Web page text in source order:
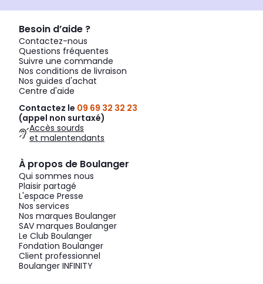
Besoin d’aide ?
Contactez-nous
Questions fréquentes
Suivre une commande
Nos conditions de livraison
Nos guides d'achat
Centre d'aide
Contactez le 09 69 32 32 23
(appel non surtaxé)
Accès sourds
et malentendants
À propos de Boulanger
Qui sommes nous
Plaisir partagé
L'espace Presse
Nos services
Nos marques Boulanger
SAV marques Boulanger
Le Club Boulanger
Fondation Boulanger
Client professionnel
Boulanger INFINITY